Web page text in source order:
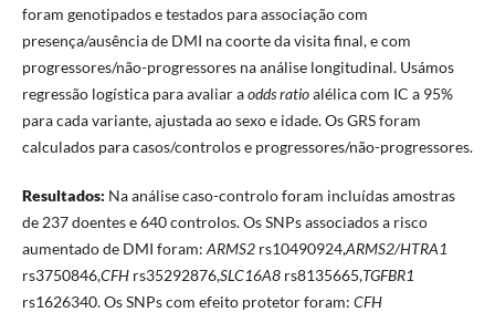
foram genotipados e testados para associação com
presença/ausência de DMI na coorte da visita final, e com
progressores/não-progressores na análise longitudinal. Usámos
regressão logística para avaliar aodds ratioalélica com IC a 95%
para cada variante, ajustada ao sexo e idade. Os GRS foram
calculados para casos/controlos e progressores/não-progressores.
Resultados: Na análise caso-controlo foram incluídas amostras
de 237 doentes e 640 controlos. Os SNPs associados a risco
aumentado de DMI foram: ARMS2rs10490924,ARMS2/HTRA1
rs3750846,CFHrs35292876,SLC16A8rs8135665,TGFBR1
rs1626340. Os SNPs com efeito protetor foram: CFH